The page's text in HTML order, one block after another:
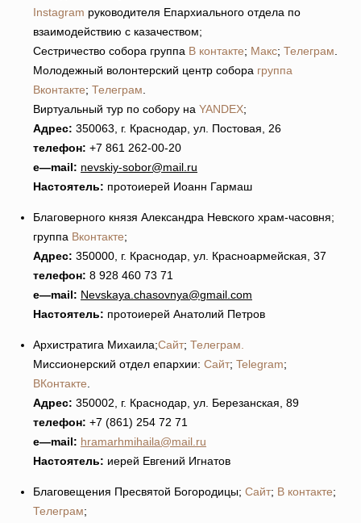
Instagram руководителя Епархиального отдела по
взаимодействию с казачеством;
Сестричество собора группа В контакте; Макс; Телеграм
Молодежный волонтерский центр собора группа
Вконтакте; Телеграм
Виртуальный тур по собору на YANDEX;
Адрес: 350063, г. Краснодар, ул. Постовая, 26
телефон: +7 861 262-00-20
e—mail: nevskiy-sobor@mail.ru
Настоятель: протоиерей Иоанн Гармаш
Благоверного князя Александра Невского храм-часовня;
группа Вконтакте;
Адрес: 350000, г. Краснодар, ул. Красноармейская, 37
телефон: 8 928 460 73 71
e—mail: Nevskaya chasovnya@gmail com
Настоятель: протоиерей Анатолий Петров
Архистратига Михаила;Сайт; Телеграм.
Миссионерский отдел епархии: Сайт; Telegram;
ВКонтакте
Адрес: 350002, г. Краснодар, ул. Березанская, 89
телефон: +7 (861) 254 72 71
e—mail: hramarhmihaila@mail.ru
Настоятель: иерей Евгений Игнатов
Благовещения Пресвятой Богородицы; Сайт; В контакте;
Телеграм;